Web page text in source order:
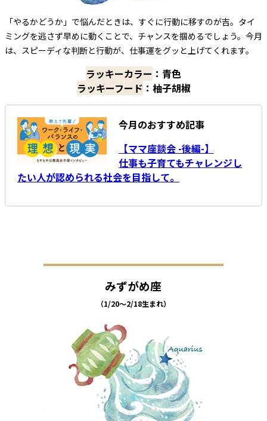
「やるかどうか」で悩んだときは、すぐに行動に移すのが吉。タイ
ミングを逃さず早めに動くことで、チャンスを掴めるでしょう。今月
は、スピーディな判断と行動が、仕事運をグッと上げてくれます。
ラッキーカラー ：青色
ラッキーフード ：柚子胡椒
今月のおすすめ記事
【ママ座談会 -後編-】
仕事も子育てもチャレンジし
たい人が認められる社会を目指して。
みずがめ座
（1/20～2/18生まれ）